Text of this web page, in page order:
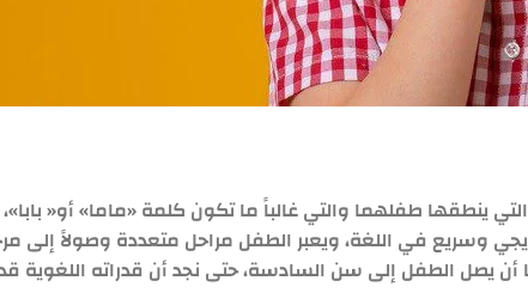
ينطقها طفلهما والتي غالباً ما تكون كلمة «ماما» أو«
وسريع في اللغة، ويعبر الطفل مراحل متعددة وصولاً إلى
أن يصل الطفل إلى سن السادسة، حتى نجد أن قدراته اللغوية